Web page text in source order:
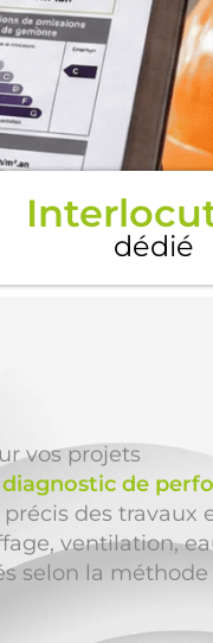
dédié
vos projets
diagnostic de
des travaux
ventilation,
selon la